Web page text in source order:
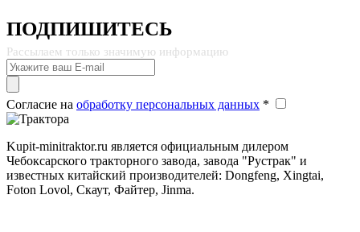
ПОДПИШИТЕСЬ
Рассылаем только значимую информацию
Согласие на обработку персональных данных *
Kupit-minitraktor.ru является официальным дилером
Чебоксарского тракторного завода, завода "Рустрак" и
известных китайский производителей: Dongfeng, Xingtai,
Foton Lovol, Скаут, Файтер, Jinma.